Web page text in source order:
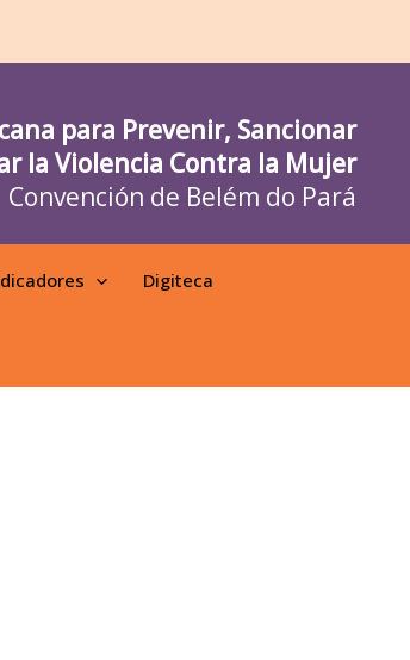
para Prevenir, Sancionar
la Violencia Contra la Mujer
Convención de Belém do Pará
Digiteca